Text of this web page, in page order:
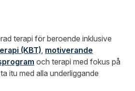
terapi för beroende inklusive
(KBT), motiverande
och terapi med fokus på
itu med alla underliggande